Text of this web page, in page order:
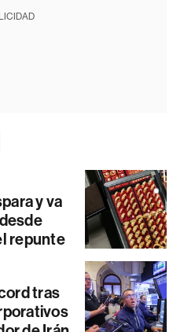
y va
repunte
tras